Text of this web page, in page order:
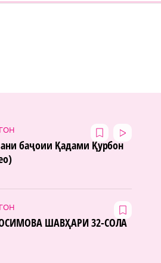
баҷоии Қадами Қурбон
ШАВҲАРИ 32-СОЛА